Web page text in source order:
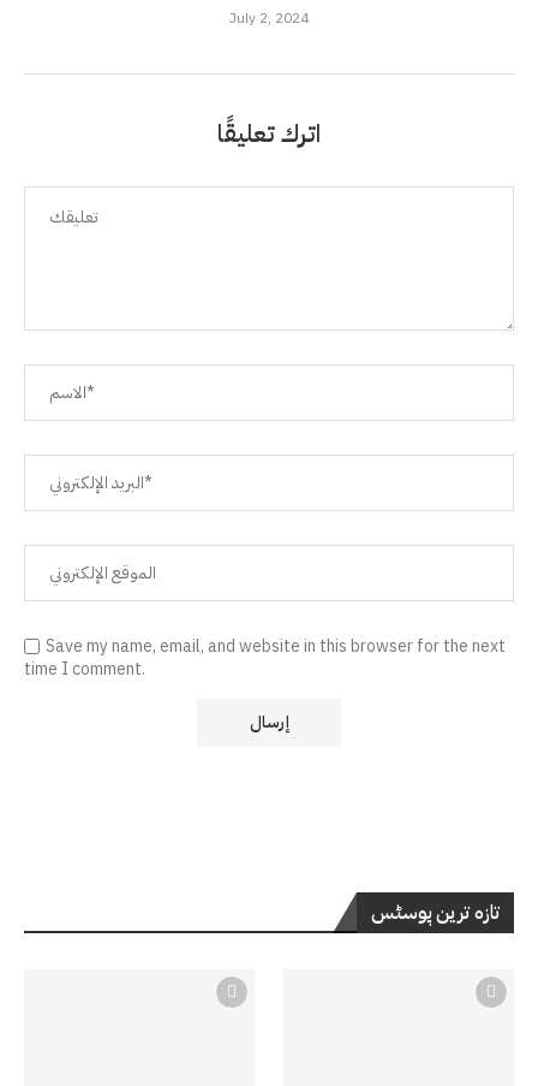
July 2, 2024
اترك تعليقًا
Save my name, email, and website in this browser for the next
time I comment.
تازہ ترین پوسٹس